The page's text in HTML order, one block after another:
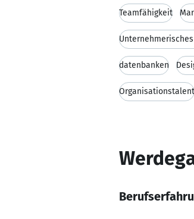
Teamfähigkeit
datenbanken
Organisationstalent